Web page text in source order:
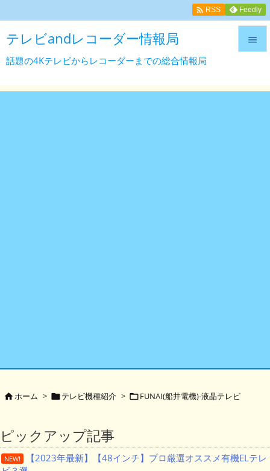
テレビandレコーダー情報局
話題の4Kテレビからレコーダーまでの総合情報局

 RSS Feedly
ホーム > テレビ機種紹介 > FUNAI(船井電機)-液晶テレビ
ピックアップ記事
NEW!
【2023年最新】【48インチ】プロ厳選オススメ有機ELテレ